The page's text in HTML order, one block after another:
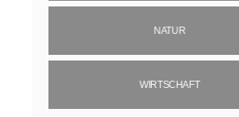
NATUR
WIRTSCHAFT